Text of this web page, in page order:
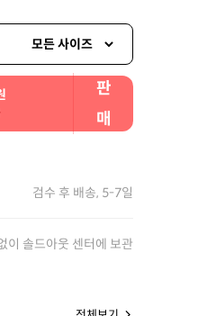
모든 사이즈
판
매
검수 후 배송, 5-7일
이 솔드아웃 센터에 보관